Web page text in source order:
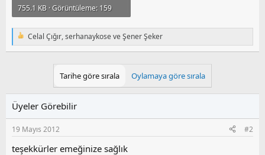
755.1 KB · Görüntüleme: 159
T
e
e
r
Celal Çığır,serhanaykoseveŞener Şeker
Tarihe göre sırala Oylamaya göre sırala
Üyeler Görebilir
19 Mayıs 2012 #2
teşekkürler emeğinize sağlık